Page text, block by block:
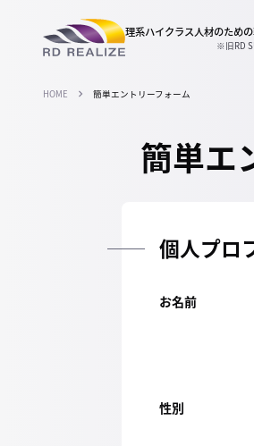
理系ハイクラス人材のための
※旧RD
HOME 簡単エントリーフォーム
簡単エ
個人プロ
お名前
性別